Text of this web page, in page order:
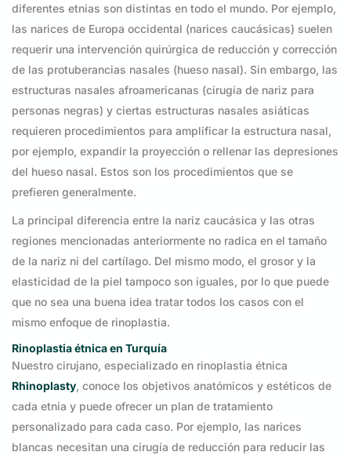
diferentes etnias son distintas en todo el mundo. Por ejemplo,
las narices de Europa occidental (narices caucásicas) suelen
requerir una intervención quirúrgica de reducción y corrección
de las protuberancias nasales (hueso nasal). Sin embargo, las
estructuras nasales afroamericanas (cirugía de nariz para
personas negras) y ciertas estructuras nasales asiáticas
requieren procedimientos para amplificar la estructura nasal,
por ejemplo, expandir la proyección o rellenar las depresiones
del hueso nasal. Estos son los procedimientos que se
prefieren generalmente.
La principal diferencia entre la nariz caucásica y las otras
regiones mencionadas anteriormente no radica en el tamaño
de la nariz ni del cartílago. Del mismo modo, el grosor y la
elasticidad de la piel tampoco son iguales, por lo que puede
que no sea una buena idea tratar todos los casos con el
mismo enfoque de rinoplastia.
Rinoplastia étnica en Turquía
Nuestro cirujano, especializado en rinoplastia étnica
Rhinoplasty, conoce los objetivos anatómicos y estéticos de
cada etnia y puede ofrecer un plan de tratamiento
personalizado para cada caso. Por ejemplo, las narices
blancas necesitan una cirugía de reducción para reducir las